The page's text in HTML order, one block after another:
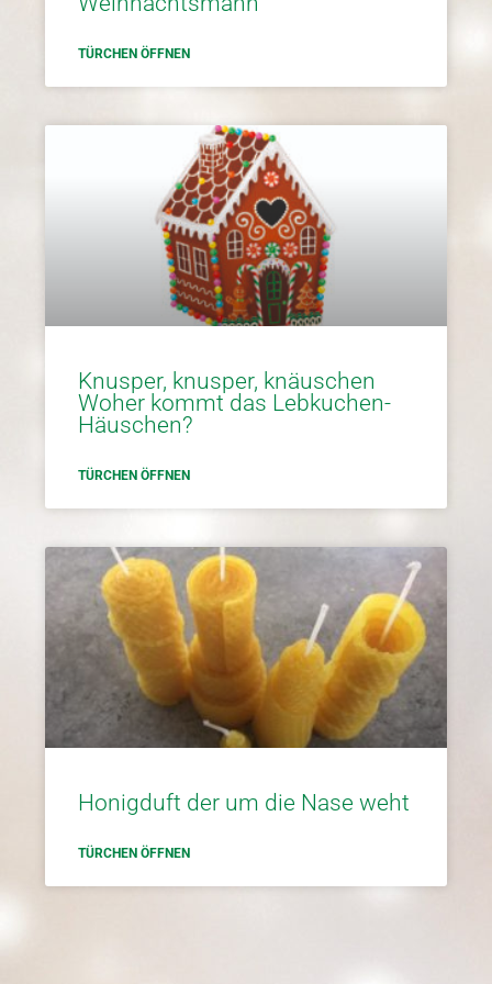
TÜRCHEN ÖFFNEN
Knusper, knusper, knäuschen
Woher kommt das Lebkuchen-
Häuschen?
TÜRCHEN ÖFFNEN
Honigduft der um die Nase weht
TÜRCHEN ÖFFNEN